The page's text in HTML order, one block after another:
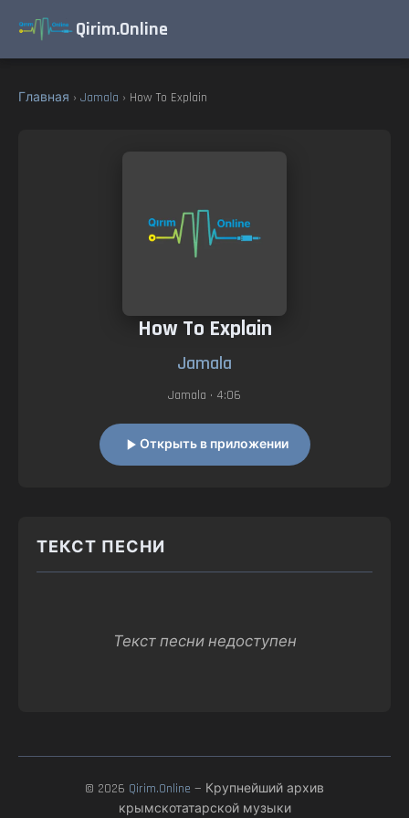
Qirim.Online
Главная › Jamala › How To Explain
How To Explain
Jamala
Jamala • 4:06
Открыть в приложении
ТЕКСТ ПЕСНИ
Текст песни недоступен
© 2026 Qirim.Online — Крупнейший архив
крымскотатарской музыки